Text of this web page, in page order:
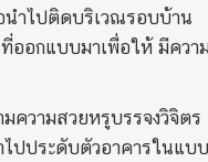
ไปติดบริเวณรอบบ้าน
อกแบบมาเพื่อให้ มีควา
ความสวยหรูบรรจงวิจิ
ปประดับตัวอาคารในแ